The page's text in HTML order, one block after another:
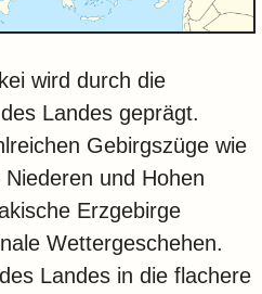
wird durch die
Landes geprägt.
Gebirgszüge wie
Niederen und Hohen
Erzgebirge
Wettergeschehen.
Landes in die flachere